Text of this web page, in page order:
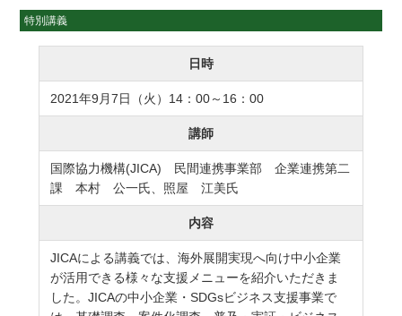
特別講義
日時
2021年9月7日（火）14：00～16：00
講師
国際協力機構(JICA) 民間連携事業部 企業連携第二
課 本村 公一氏、照屋 江美氏
内容
JICAによる講義では、海外展開実現へ向け中小企業
が活用できる様々な支援メニューを紹介いただきま
した。JICAの中小企業・SDGsビジネス支援事業で